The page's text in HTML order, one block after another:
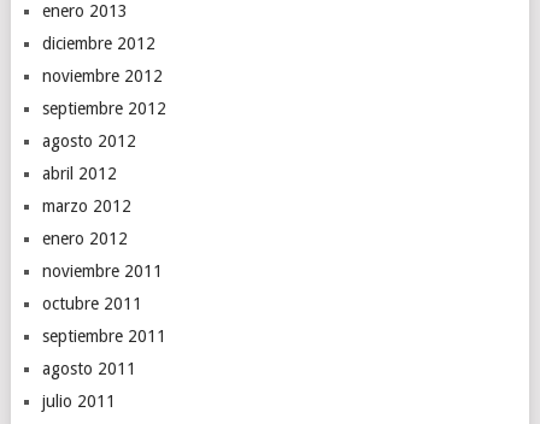
enero 2013
diciembre 2012
noviembre 2012
septiembre 2012
agosto 2012
abril 2012
marzo 2012
enero 2012
noviembre 2011
octubre 2011
septiembre 2011
agosto 2011
julio 2011